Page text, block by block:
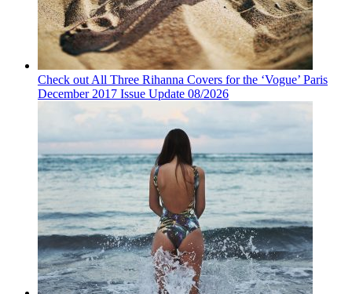
Check out All Three Rihanna Covers for the ‘Vogue’ Paris
December 2017 Issue Update 08/2026